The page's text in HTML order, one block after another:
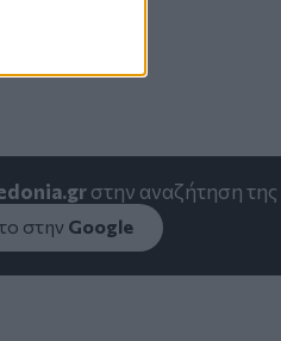
στην αναζήτηση της
στην Google